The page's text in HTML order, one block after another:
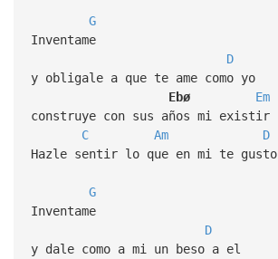
G
Inventame
D
y obligale a que te ame como yo
Ebø
Em
construye con sus años mi existir
C
Am
D
Hazle sentir lo que en mi te gusto
G
Inventame
D
y dale como a mi un beso a el